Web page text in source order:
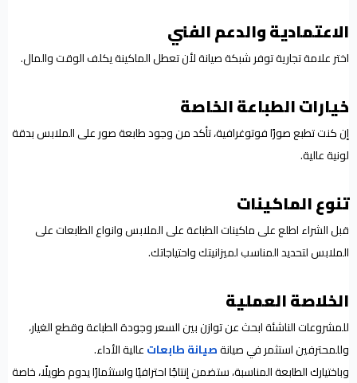
الاعتمادية والدعم الفني
اختر علامة تجارية توفر شبكة صيانة لأن تعطل الماكينة يكلف الوقت والمال.
خيارات الطباعة الخاصة
إن كنت تطبع صورًا فوتوغرافية، تأكد من وجود طابعة صور على الملابس بدقة
لونية عالية.
تنوع الماكينات
قبل الشراء اطلع على ماكينات الطباعة على الملابس وانواع الطابعات على
الملابس لتحديد المناسب لميزانيتك واحتياجاتك.
الخلاصة العملية
للمشروعات الناشئة ابحث عن توازن بين السعر وجودة الطباعة وقطع الغيار،
وللمحترفين استثمر في صيانةصيانة طابعاتعالية الأداء.
وباختيارك الطابعة المناسبة، ستضمن إنتاجًا احترافيًا واستثمارًا يدوم طويلًا، خاصة